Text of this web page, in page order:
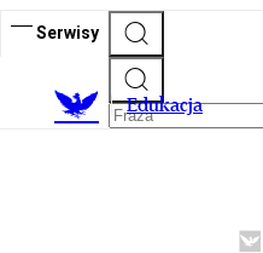
Serwisy
Edukacja